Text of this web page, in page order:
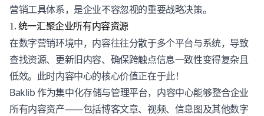
营销工具体系，是企业不容忽视的重要战略决策。
1. 统一汇聚企业所有内容资源
在数字营销环境中，内容往往分散于多个平台与系统，导致
查找资源、更新旧内容、确保跨触点信息一致性变得复杂且
低效。此时内容中心的核心价值正在于此！
Baklib作为集中化存储与管理平台，内容中心能够整合企业
所有内容资产——包括博客文章、视频、信息图及其他数字